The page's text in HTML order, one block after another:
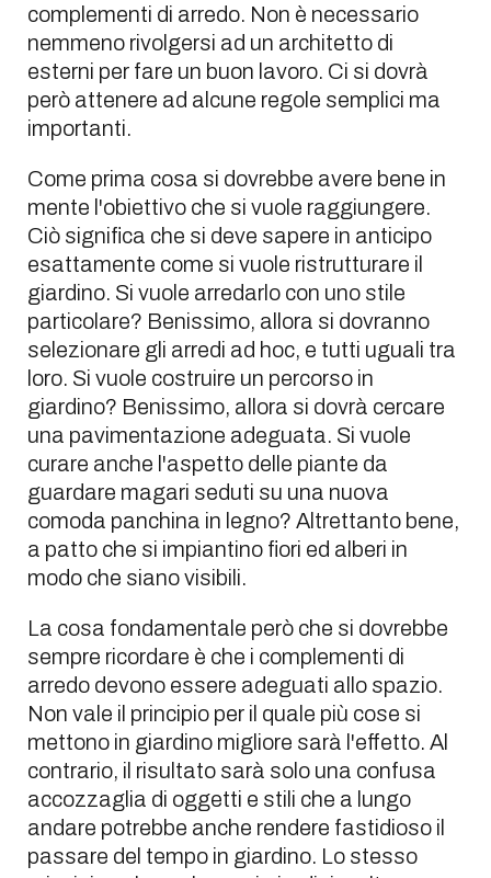
complementi di arredo. Non è necessario
nemmeno rivolgersi ad un architetto di
esterni per fare un buon lavoro. Ci si dovrà
però attenere ad alcune regole semplici ma
importanti.
Come prima cosa si dovrebbe avere bene in
mente l'obiettivo che si vuole raggiungere.
Ciò significa che si deve sapere in anticipo
esattamente come si vuole ristrutturare il
giardino. Si vuole arredarlo con uno stile
particolare? Benissimo, allora si dovranno
selezionare gli arredi ad hoc, e tutti uguali tra
loro. Si vuole costruire un percorso in
giardino? Benissimo, allora si dovrà cercare
una pavimentazione adeguata. Si vuole
curare anche l'aspetto delle piante da
guardare magari seduti su una nuova
comoda panchina in legno? Altrettanto bene,
a patto che si impiantino fiori ed alberi in
modo che siano visibili.
La cosa fondamentale però che si dovrebbe
sempre ricordare è che i complementi di
arredo devono essere adeguati allo spazio.
Non vale il principio per il quale più cose si
mettono in giardino migliore sarà l'effetto. Al
contrario, il risultato sarà solo una confusa
accozzaglia di oggetti e stili che a lungo
andare potrebbe anche rendere fastidioso il
passare del tempo in giardino. Lo stesso